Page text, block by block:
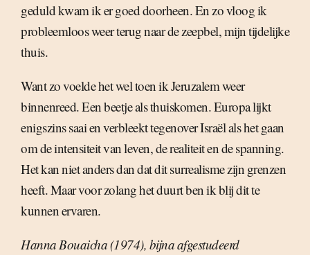
geduld kwam ik er goed doorheen. En zo vloog ik
probleemloos weer terug naar de zeepbel, mijn tijdelijke
thuis.
Want zo voelde het wel toen ik Jeruzalem weer
binnenreed. Een beetje als thuiskomen. Europa lijkt
enigszins saai en verbleekt tegenover Israël als het gaan
om de intensiteit van leven, de realiteit en de spanning.
Het kan niet anders dan dat dit surrealisme zijn grenzen
heeft. Maar voor zolang het duurt ben ik blij dit te
kunnen ervaren.
Hanna Bouaicha (1974), bijna afgestudeerd